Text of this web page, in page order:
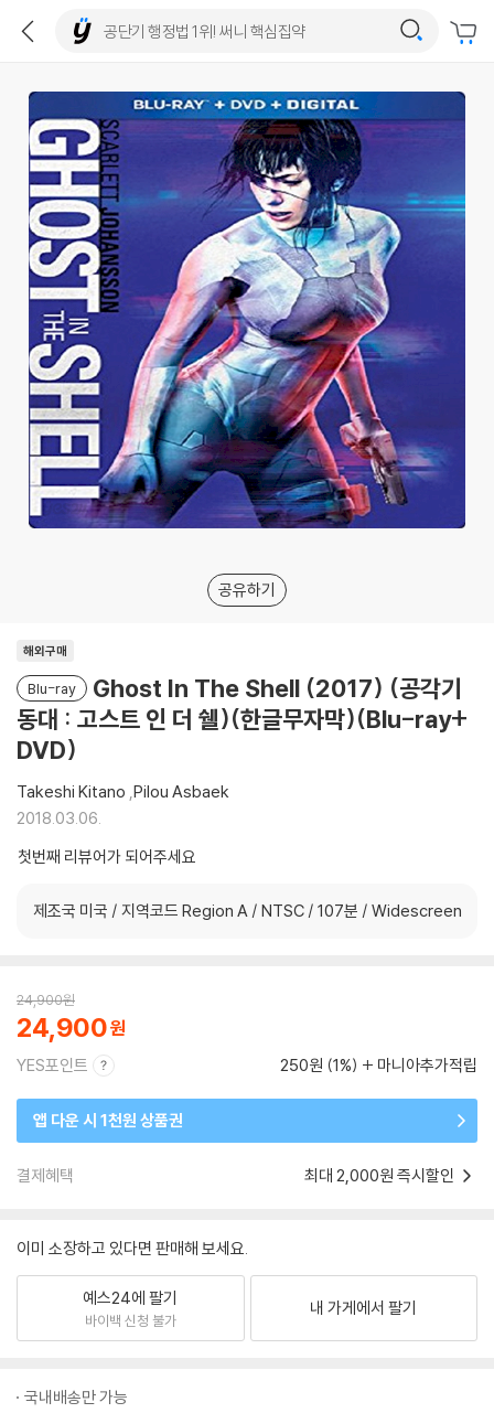
공유하기
해외구매
Blu-ray
Ghost In The Shell (2017) (공각기
동대 : 고스트 인 더 쉘)(한글무자막)(Blu-ray+
DVD)
Takeshi Kitano ,Pilou Asbaek
2018.03.06.
첫번째 리뷰어가 되어주세요
제조국 미국 / 지역코드 Region A / NTSC / 107분 / Widescreen
24,900원
24,900
YES포인트 250원 (1%) 마니아추가적립
앱 다운 시 1천원 상품권
결제혜택 최대 2,000원 즉시할인
이미 소장하고 있다면 판매해 보세요.
예스24에 팔기
바이백 신청 불가
내 가게에서 팔기
국내배송만 가능